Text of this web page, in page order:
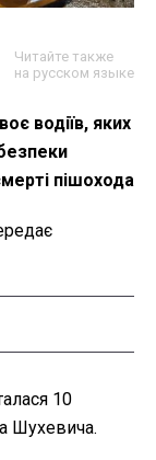
Читайте также
на русском языке
водіїв, яких
пішохода
10
Шухевича.